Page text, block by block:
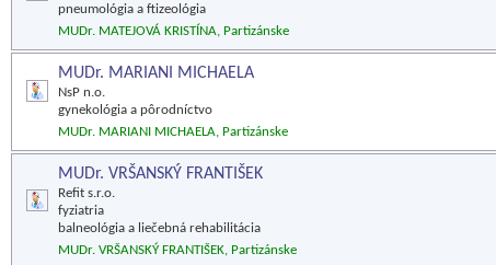
pneumológia a ftizeológia
MUDr. MATEJOVÁ KRISTÍNA, Partizánske
MUDr. MARIANI MICHAELA
NsP n.o.
gynekológia a pôrodníctvo
MUDr. MARIANI MICHAELA, Partizánske
MUDr. VRŠANSKÝ FRANTIŠEK
Refit s.r.o.
fyziatria
balneológia a liečebná rehabilitácia
MUDr. VRŠANSKÝ FRANTIŠEK, Partizánske